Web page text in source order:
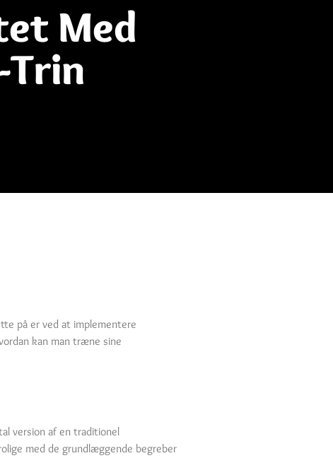
Med
på er ved at implementere
kan man træne sine
version af en traditionel
med de grundlæggende begreber